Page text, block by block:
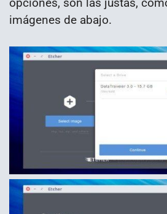
opciones, son las justas,
imágenes de abajo.